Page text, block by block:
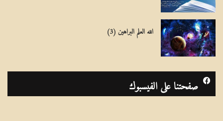
الله العلم البراهين (3)
صفحتنا على الفيسبوك